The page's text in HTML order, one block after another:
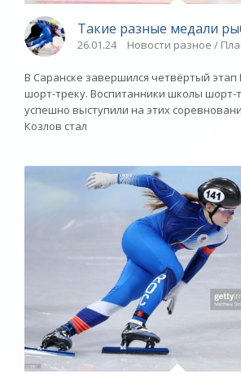
Такие разные медали
26.01.24 Новости разное /
В Саранске завершился четвёртый этап
шорт-треку. Воспитанники школы шорт-
успешно выступили на этих
Козлов стал